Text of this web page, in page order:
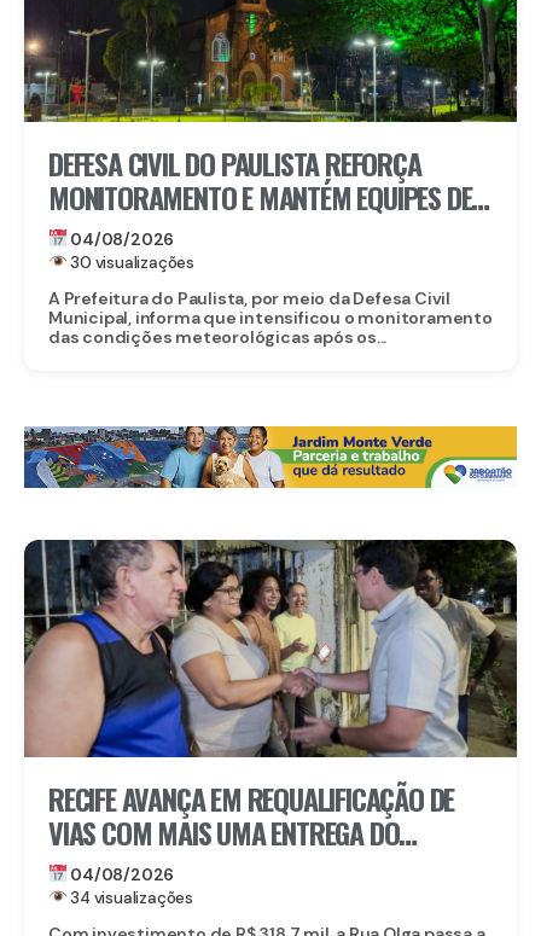
DEFESA CIVIL DO PAULISTA REFORÇA
MONITORAMENTO E MANTÉM EQUIPES DE
PRONTIDÃO DIANTE DA PREVISÃO DE
CHUVAS
04/08/2026
30 visualizações
A Prefeitura do Paulista, por meio da Defesa Civil
Municipal, informa que intensificou o monitoramento
das condições meteorológicas após os...
RECIFE AVANÇA EM REQUALIFICAÇÃO DE
VIAS COM MAIS UMA ENTREGA DO
PROGRAMA RUA TININDO NO BAIRRO DA
ENCRUZILHADA
04/08/2026
34 visualizações